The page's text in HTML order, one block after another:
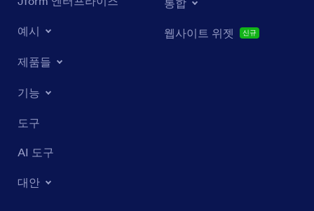
예시
제품들
기능
도구
AI 도구
대안
웹사이트 위젯 신규